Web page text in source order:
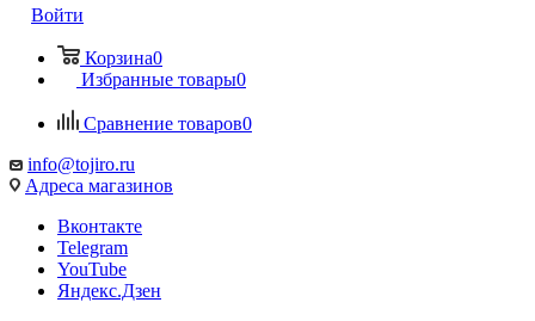
Войти
Корзина0
Избранные товары0
Сравнение товаров0
info@tojiro.ru
Адреса магазинов
Вконтакте
Telegram
YouTube
Яндекс.Дзен